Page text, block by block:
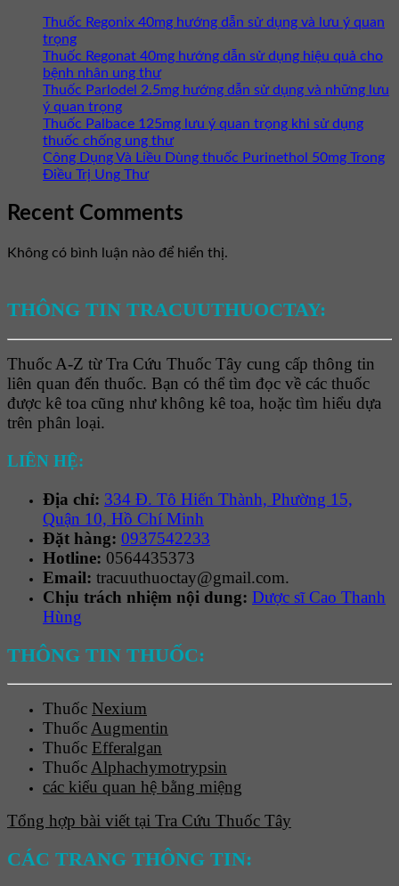
Thuốc Regonix 40mg hướng dẫn sử dụng và lưu ý quan
trọng
Thuốc Regonat 40mg hướng dẫn sử dụng hiệu quả cho
bệnh nhân ung thư
Thuốc Parlodel 2.5mg hướng dẫn sử dụng và những lưu
ý quan trọng
Thuốc Palbace 125mg lưu ý quan trọng khi sử dụng
thuốc chống ung thư
Công Dụng Và Liều Dùng thuốc Purinethol 50mg Trong
Điều Trị Ung Thư
Recent Comments
Không có bình luận nào để hiển thị.
THÔNG TIN TRACUUTHUOCTAY:
Thuốc A-Z từ Tra Cứu Thuốc Tây cung cấp thông tin
liên quan đến thuốc. Bạn có thể tìm đọc về các thuốc
được kê toa cũng như không kê toa, hoặc tìm hiểu dựa
trên phân loại.
LIÊN HỆ:
Địa chỉ: 334 Đ. Tô Hiến Thành, Phường 15,
Quận 10, Hồ Chí Minh
Đặt hàng: 0937542233
Hotline: 0564435373
Email: tracuuthuoctay@gmail.com.
Chịu trách nhiệm nội dung: Dược sĩ Cao Thanh
Hùng
THÔNG TIN THUỐC:
Thuốc Nexium
ThuốcAugmentin
Thuốc Efferalgan
ThuốcAlphachymotrypsin
các kiểu quan hệ bằng miệng
Tổng hợp bài viết tại Tra Cứu Thuốc Tây
CÁC TRANG THÔNG TIN: